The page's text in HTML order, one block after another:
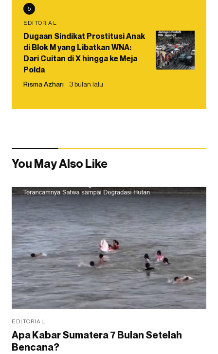
5
EDITORIAL
Dugaan Sindikat Prostitusi Anak
di Blok M yang Libatkan WNA:
Dari Cuitan di X hingga ke Meja
Polda
Risma Azhari 3 bulan lalu
You May Also Like
EDITORIAL
Apa Kabar Sumatera 7 Bulan Setelah
Bencana?